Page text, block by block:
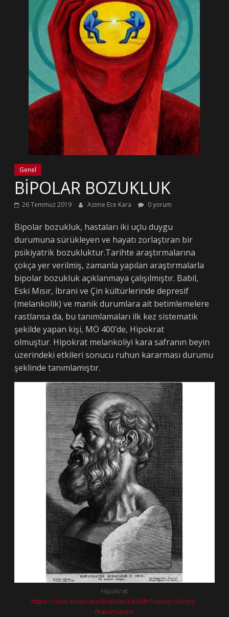
Genel
BİPOLAR BOZUKLUK
26 Temmuz 2019 Azime Ece Kara 0 yorum
Bipolar bozukluk, hastaları iki uçlu duygu
durumuna sürükleyen ve hayatı zorlaştıran bir
psikiyatrik bozukluktur.Tarihte araştırmalarına
çokça yer verilmiş, zamanla yapılan araştırmalarla
bipolar bozukluk açıklanmaya çalışılmıştır. Babil,
Eski Mısır, İbrani ve Çin kültürlerinde depresif
(melankolik) ve manik durumlara ait betimlemelere
rastlansa da, bu tanımlamaları ilk kez sistematik
şekilde yapan kişi, MÖ 400’de, Hipokrat
olmuştur. Hipokrat melankoliyi kara safranın beyin
üzerindeki etkileri sonucu ruhun kararması durumu
şeklinde tanımlamıştır.
Hipokrat
https://www.news-medical.net/health/Sepsis-History-
(Italian).aspx